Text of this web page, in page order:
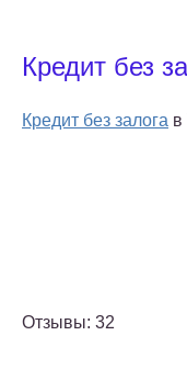
Кредит без
Кредит без залога в
Отзывы: 32